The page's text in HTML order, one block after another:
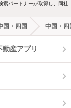
索パートナーが取得し、同社
国・四国 中国・四
動産アプリ